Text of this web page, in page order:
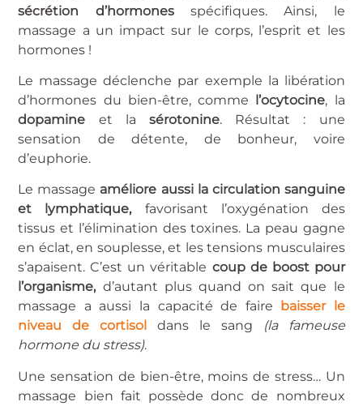
sécrétion d’hormonesspécifiques. Ainsi, le
massage a un impact sur le corps, l’esprit et les
hormones !
Le massage déclenche par exemple la libération
d’hormones du bien-être, comme l’ocytocine, la
dopamine et la sérotonine. Résultat : une
sensation de détente, de bonheur, voire
d’euphorie.
Le massage améliore aussi la circulation sanguine
et lymphatique, favorisant l’oxygénation des
tissus et l’élimination des toxines. La peau gagne
en éclat, en souplesse, et les tensions musculaires
s’apaisent. C’est un véritable coup de boost pour
l’organisme, d’autant plus quand on sait que le
massage a aussi la capacité de faire
baisser le
niveau de cortisoldans le sang
(la fameuse
hormone du stress).
Une sensation de bien-être, moins de stress… Un
massage bien fait possède donc de nombreux